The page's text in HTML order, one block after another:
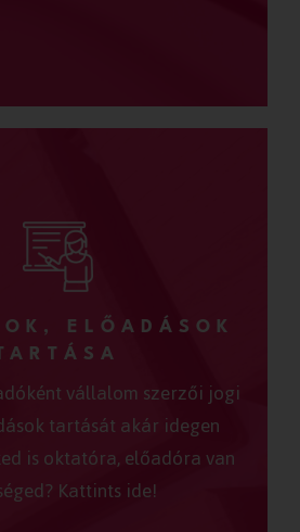
ELŐADÁSOK
vállalom szerzői jogi
tartását akár idegen
is oktatóra, előadóra van
Kattints ide!